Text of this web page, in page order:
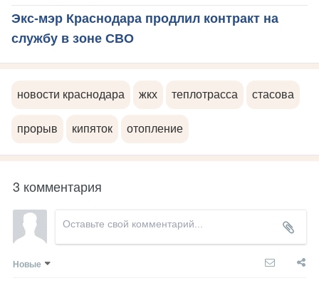
Экс-мэр Краснодара продлил контракт на
службу в зоне СВО
новости краснодара жкх теплотрасса стасова
прорыв кипяток отопление
3 комментария
Новые